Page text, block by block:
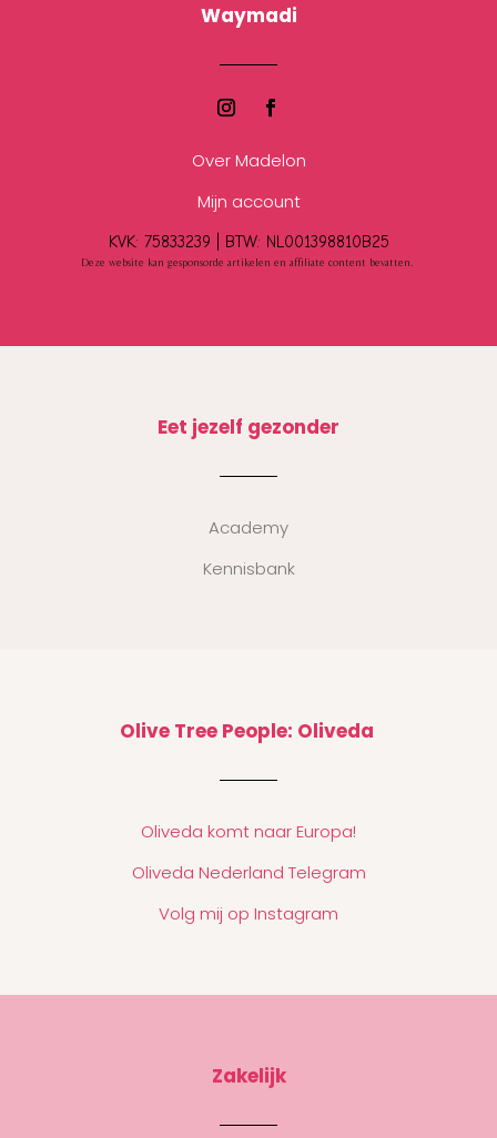
Waymadi
Over Madelon
Mijn account
KVK: 75833239 | BTW: NL001398810B25
Deze website kan gesponsorde artikelen en affiliate content bevatten.
Eet jezelf gezonder
Academy
Kennisbank
Olive Tree People: Oliveda
Oliveda komt naar Europa!
Oliveda Nederland Telegram
Volg mij op Instagram
Zakelijk